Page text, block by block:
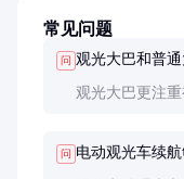
常见问题
问 观光大巴和普
观光大巴更注
问 电动观光车续航